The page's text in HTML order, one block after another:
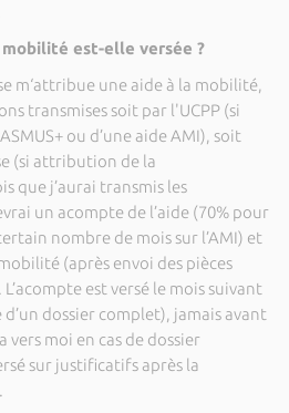
mobilité est-elle versée ?
m‘attribue une aide à la mobilité,
transmises soit par l'UCPP (si
ou d’une aide AMI), soit
(si attribution de la
que j’aurai transmis les
un acompte de l’aide (70% pour
nombre de mois sur l’AMI) et
(après envoi des pièces
est versé le mois suivant
dossier complet), jamais avant
vers moi en cas de dossier
sur justificatifs après la